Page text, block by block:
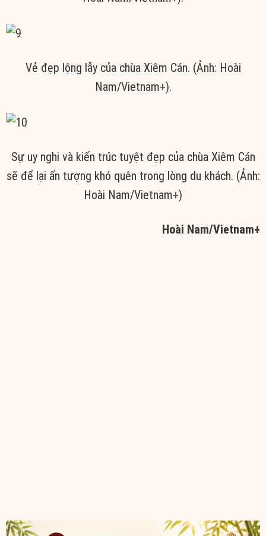
Vẻ đẹp lộng lẫy của chùa Xiêm Cán. (Ảnh: Hoài
Nam/Vietnam+).
Sự uy nghi và kiến trúc tuyệt đẹp của chùa Xiêm Cán
sẽ để lại ấn tượng khó quên trong lòng du khách. (Ảnh:
Hoài Nam/Vietnam+)
Hoài Nam/Vietnam+